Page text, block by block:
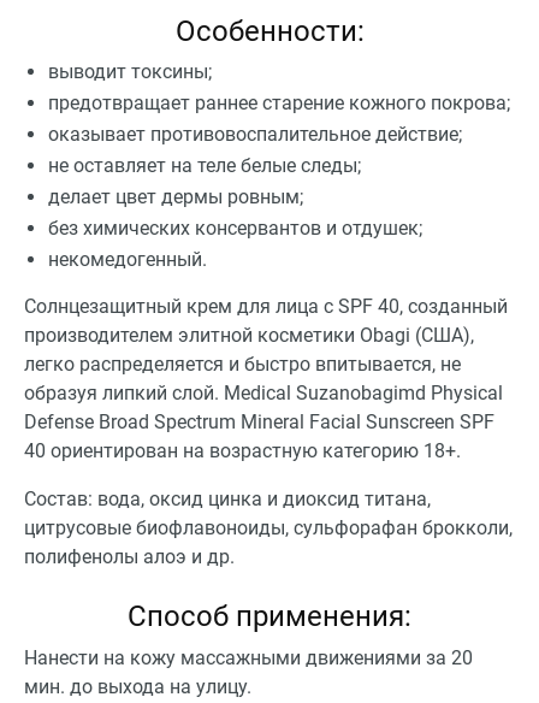
Особенности:
выводит токсины;
предотвращает раннее старение кожного покрова;
оказывает противовоспалительное действие;
не оставляет на теле белые следы;
делает цвет дермы ровным;
без химических консервантов и отдушек;
некомедогенный.
Солнцезащитный крем для лица с SPF 40, созданный
производителем элитной косметики Obagi (США),
легко распределяется и быстро впитывается, не
образуя липкий слой. Medical Suzanobagimd Physical
Defense Broad Spectrum Mineral Facial Sunscreen SPF
40 ориентирован на возрастную категорию 18+.
Состав: вода, оксид цинка и диоксид титана,
цитрусовые биофлавоноиды, сульфорафан брокколи,
полифенолы алоэ и др.
Способ применения:
Нанести на кожу массажными движениями за 20
мин. до выхода на улицу.